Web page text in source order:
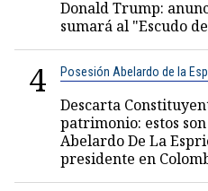
Donald Trump:
sumará al "Escudo
4 Posesión Abelardo de la
Descarta
patrimonio: estos
Abelardo De La
presidente en